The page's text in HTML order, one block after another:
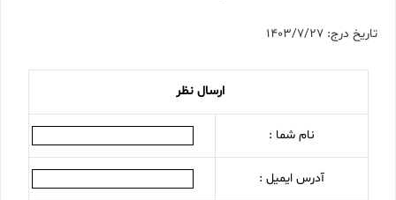
تاریخ درج: 1403/7/27
ارسال نظر
نام شما :
آدرس ایمیل :